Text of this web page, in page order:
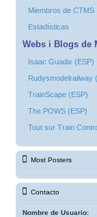
Miembros de CTMS
Estadísticas
Webs i Blogs de
Isaac Guadix (ESP)
Rudysmodelrailway
TrainScape (ESP)
The POWS (ESP)
Tout sur Train
Most Posters
Contacto
Nombre de Usuario: